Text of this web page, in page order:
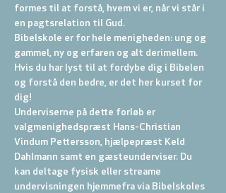
formes til at forstå, hvem vi er, når vi står i
en pagtsrelation til Gud.
Bibelskole er for hele menigheden: ung og
gammel, ny og erfaren og alt derimellem.
Hvis du har lyst til at fordybe dig i Bibelen
og forstå den bedre, er det her kurset for
dig!
Underviserne på dette forløb er
valgmenighedspræst Hans-Christian
Vindum Pettersson, hjælpepræst Keld
Dahlmann samt en gæsteunderviser. Du
kan deltage fysisk eller streame
undervisningen hjemmefra via Bibelskoles